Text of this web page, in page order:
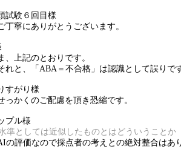
試験６回目様
丁寧にありがとうございます。
、上記のとおりです。
れと、「ABA＝不合格」は認識として誤りで
すがり様
っかくのご配慮を頂き恐縮です。
プル様
準としては近似したものとはどういうことか
評価なので採点者の考えとの絶対整合はあ